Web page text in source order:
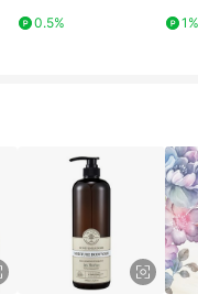
0.5%
1%